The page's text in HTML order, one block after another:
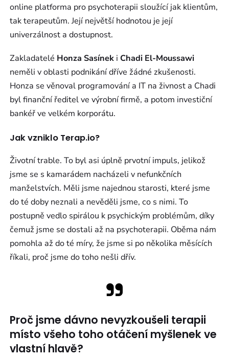
online platforma pro psychoterapii sloužící jak klientům,
tak terapeutům. Její největší hodnotou je její
univerzálnost a dostupnost.
Zakladatelé Honza Sasínek i Chadi El-Moussawi
neměli v oblasti podnikání dříve žádné zkušenosti.
Honza se věnoval programování a IT na živnost a Chadi
byl finanční ředitel ve výrobní firmě, a potom investiční
bankéř ve velkém korporátu.
Jak vzniklo Terap.io?
Životní trable. To byl asi úplně prvotní impuls, jelikož
jsme se s kamarádem nacházeli v nefunkčních
manželstvích. Měli jsme najednou starosti, které jsme
do té doby neznali a nevěděli jsme, co s nimi. To
postupně vedlo spirálou k psychickým problémům, díky
čemuž jsme se dostali až na psychoterapii. Oběma nám
pomohla až do té míry, že jsme si po několika měsících
říkali, proč jsme do toho nešli dřív.
Proč jsme dávno nevyzkoušeli terapii
místo všeho toho otáčení myšlenek ve
vlastní hlavě?